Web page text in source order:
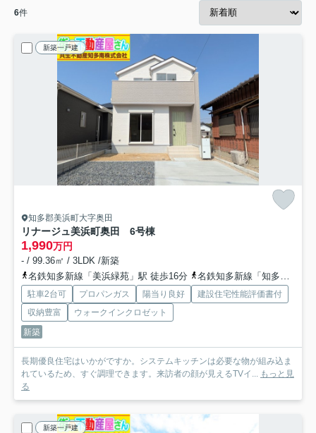
6件
新築一戸建
知多郡美浜町大字奥田
リナージュ美浜町奥田 6号棟
1,990万円
- / 99.36㎡ / 3LDK /新築
名鉄知多新線「美浜緑苑」駅 徒歩16分
名鉄知多新線「知多奥田」駅 徒歩15分
駐車2台可 プロパンガス 陽当り良好
建設住宅性能評価書付
収納豊富
ウォークインクロゼット
新築
長期優良住宅はいかがですか。システムキッチンは必要な物が組み込ま
れているため、すぐ調理できます。来訪者の顔が見えるTVイ...
もっと見
る
新築一戸建